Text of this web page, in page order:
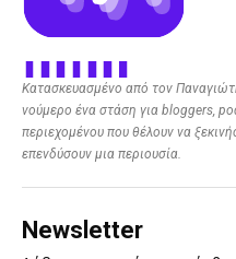
Κατασκευασμένο από τον
νούμερο ένα στάση για bloggers,
περιεχομένου που θέλουν να
επενδύσουν μια περιουσία.
Newsletter